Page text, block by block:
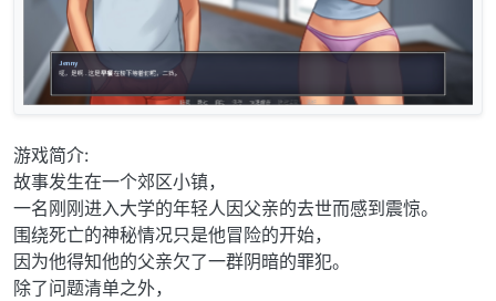
游戏简介:
故事发生在一个郊区小镇，
一名刚刚进入大学的年轻人因父亲的去世而感到震惊。
围绕死亡的神秘情况只是他冒险的开始，
因为他得知他的父亲欠了一群阴暗的罪犯。
除了问题清单之外，